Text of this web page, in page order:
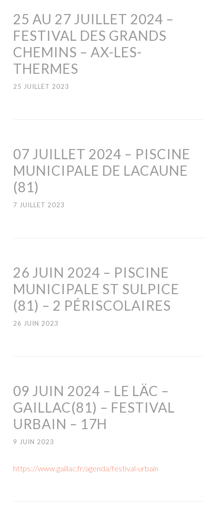
25 AU 27 JUILLET 2024 –
FESTIVAL DES GRANDS
CHEMINS – AX-LES-
THERMES
25 JUILLET 2023
07 JUILLET 2024 – PISCINE
MUNICIPALE DE LACAUNE
(81)
7 JUILLET 2023
26 JUIN 2024 – PISCINE
MUNICIPALE ST SULPICE
(81) – 2 PÉRISCOLAIRES
26 JUIN 2023
09 JUIN 2024 – LE LÄC –
GAILLAC(81) – FESTIVAL
URBAIN – 17H
9 JUIN 2023
https://www.gaillac.fr/agenda/festival-urbain